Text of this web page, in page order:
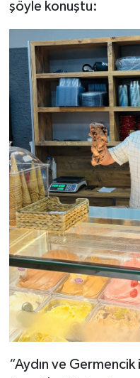
şöyle konuştu:
“Aydın ve Germencik